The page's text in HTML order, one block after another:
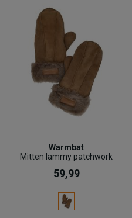
Warmbat
Mitten lammy patchwork
59,99